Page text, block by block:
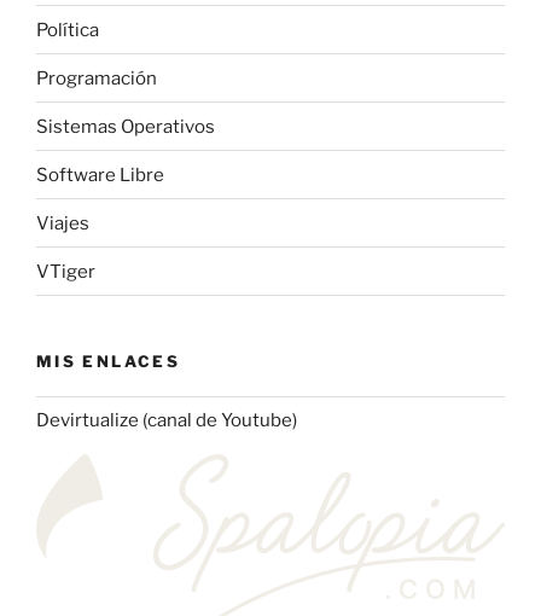
Política
Programación
Sistemas Operativos
Software Libre
Viajes
VTiger
MIS ENLACES
Devirtualize (canal de Youtube)